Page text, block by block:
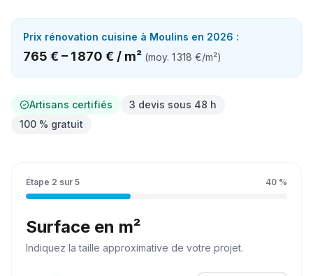
Prix rénovation cuisine à Moulins en 2026 :
765 € – 1 870 € / m² (moy. 1 318 €/m²)
Artisans certifiés
3 devis sous 48 h
100 % gratuit
Étape 2 sur 5 40 %
Surface en m²
Indiquez lataille approximative de votre projet.